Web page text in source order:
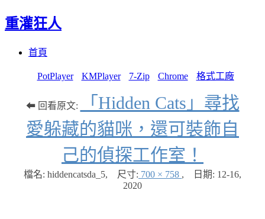
重灌狂人
首頁
PotPlayer KMPlayer 7-Zip Chrome 格式工廠
⬅ 回看原文:
「Hidden Cats」尋找
愛躲藏的貓咪，還可裝飾自
己的偵探工作室！
檔名: hiddencatsda_5, 尺寸: 700 × 758 , 日期: 12-16,
2020